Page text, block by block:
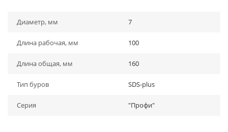
Диаметр, мм 7
Длина рабочая, мм 100
Длина общая, мм 160
Тип буров SDS-plus
Серия "Профи"